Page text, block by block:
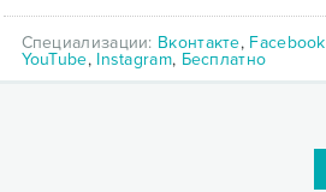
Специализации: Вконтакте, Facebook
YouTube, Instagram, Бесплатно